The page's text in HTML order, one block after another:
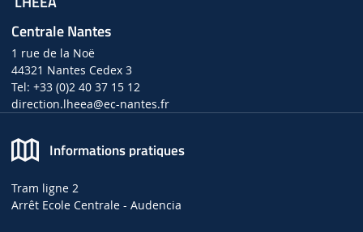
Centrale Nantes
1 rue de la Noë
44321 Nantes Cedex 3
Tel: +33 (0)2 40 37 15 12
direction.lheea@ec-nantes.fr
Informations pratiques
Tram ligne 2
Arrêt Ecole Centrale - Audencia